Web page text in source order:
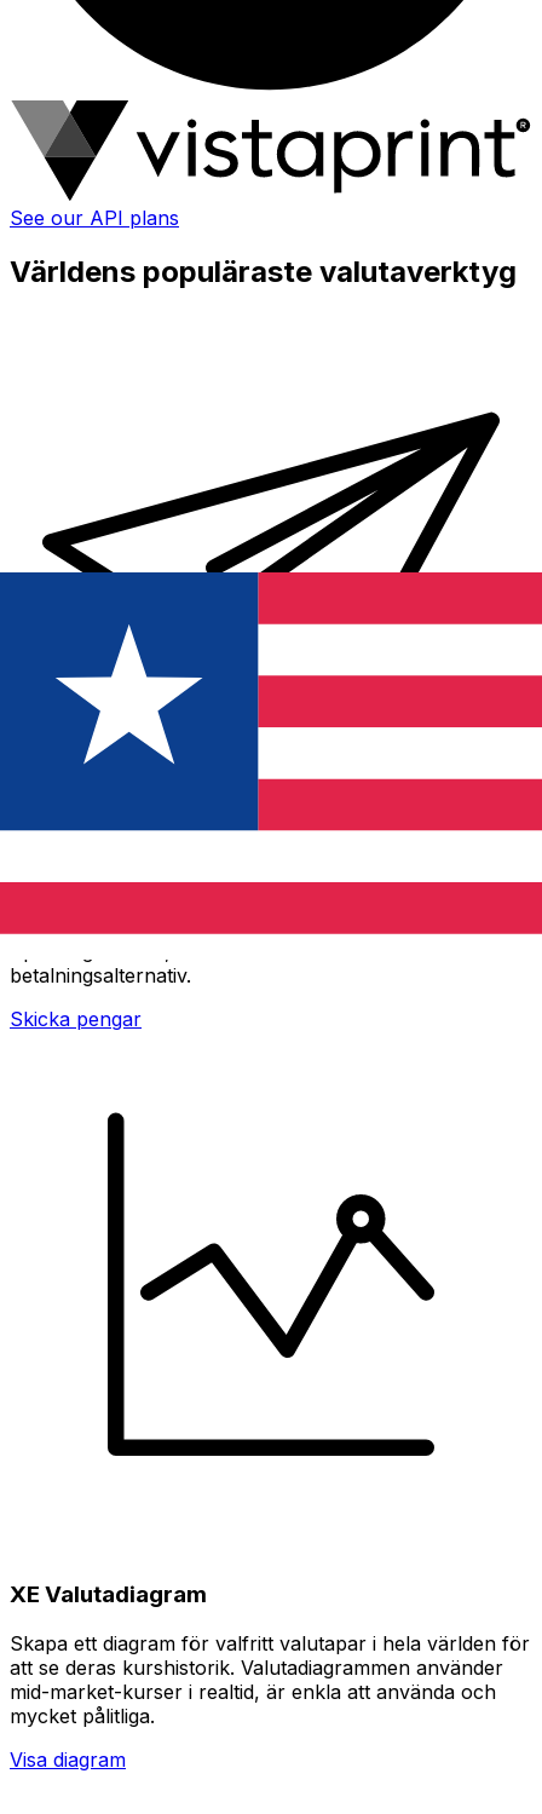
See our API plans
Världens populäraste valutaverktyg
XE Internationella valutaöverföringar
betalningsalternativ.
Skicka pengar
XE Valutadiagram
Skapa ett diagram för valfritt valutapar i hela världen för
att se deras kurshistorik. Valutadiagrammen använder
mid-market-kurser i realtid, är enkla att använda och
mycket pålitliga.
Visa diagram